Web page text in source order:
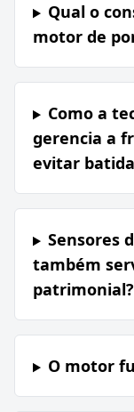
Qual o
motor de
Como a
gerencia a
evitar
Sensores
também
patrimonial?
O motor